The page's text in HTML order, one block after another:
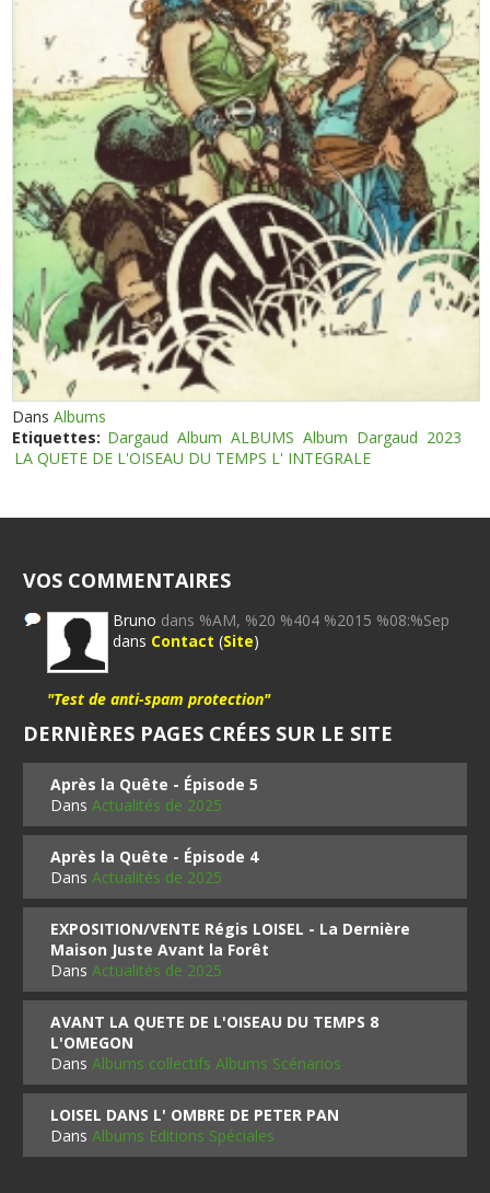
DansAlbums
Etiquettes: Dargaud Album ALBUMS Album Dargaud 2023
LA QUETE DE L'OISEAU DU TEMPS L' INTEGRALE
VOS COMMENTAIRES
Bruno dans %AM, %20 %404 %2015 %08:%Sep
dans Contact (Site)
"Test de anti-spam protection"
DERNIÈRES PAGES CRÉES SUR LE SITE
Après la Quête - Épisode 5
DansActualités de 2025
Après la Quête - Épisode 4
DansActualités de 2025
EXPOSITION/VENTE Régis LOISEL - La Dernière
Maison Juste Avant la Forêt
DansActualités de 2025
AVANT LA QUETE DE L'OISEAU DU TEMPS 8
L'OMEGON
DansAlbums collectifs Albums Scénarios
LOISEL DANS L' OMBRE DE PETER PAN
DansAlbums Editions Spéciales